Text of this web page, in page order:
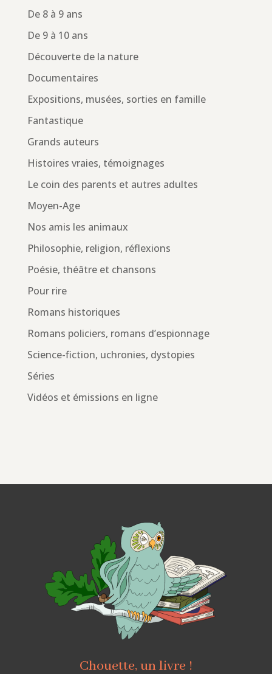
De 8 à 9 ans
De 9 à 10 ans
Découverte de la nature
Documentaires
Expositions, musées, sorties en famille
Fantastique
Grands auteurs
Histoires vraies, témoignages
Le coin des parents et autres adultes
Moyen-Age
Nos amis les animaux
Philosophie, religion, réflexions
Poésie, théâtre et chansons
Pour rire
Romans historiques
Romans policiers, romans d’espionnage
Science-fiction, uchronies, dystopies
Séries
Vidéos et émissions en ligne
Chouette, un livre !